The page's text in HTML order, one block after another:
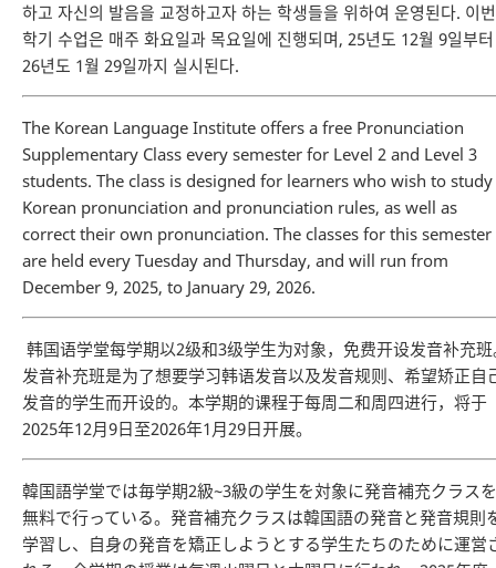
하고 자신의 발음을 교정하고자 하는 학생들을 위하여 운영된다. 이번
학기 수업은 매주 화요일과 목요일에 진행되며, 25년도 12월 9일부터
26년도 1월 29일까지 실시된다.
The Korean Language Institute offers a free Pronunciation
Supplementary Class every semester for Level 2 and Level 3
students. The class is designed for learners who wish to study
Korean pronunciation and pronunciation rules, as well as
correct their own pronunciation. The classes for this semester
are held every Tuesday and Thursday, and will run from
December 9, 2025, to January 29, 2026.
韩国语学堂每学期以2级和3级学生为对象，免费开设发音补充
发音补充班是为了想要学习韩语发音以及发音规则、希望矫正自
发音的学生而开设的。本学期的课程于每周二和周四进行，将于
2025年12月9日至2026年1月29日开展。
韓国語学堂では毎学期2級~3級の学生を対象に発音補充クラスを
無料で行っている。発音補充クラスは韓国語の発音と発音規則
学習し、自身の発音を矯正しようとする学生たちのために運営